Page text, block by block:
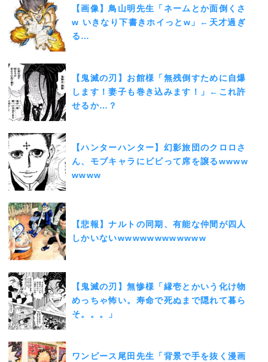
【画像】鳥山明先生「ネームとか面倒くさ
w いきなり下書きホイっとw」←天才過ぎ
る…
【鬼滅の刃】お館様「無残倒すために自爆
します！妻子も巻き込みます！」←これ許
せるか…？
【ハンターハンター】幻影旅団のクロロさ
ん、モブキャラにビビって席を譲るwwww
wwww
【悲報】ナルトの同期、有能な仲間が四人
しかいないwwwwwwwwwwww
【鬼滅の刃】無惨様「縁壱とかいう化け物
めっちゃ怖い。寿命で死ぬまで隠れて暮ら
そ。。。」
ワンピース尾田先生「背景で手を抜く漫画